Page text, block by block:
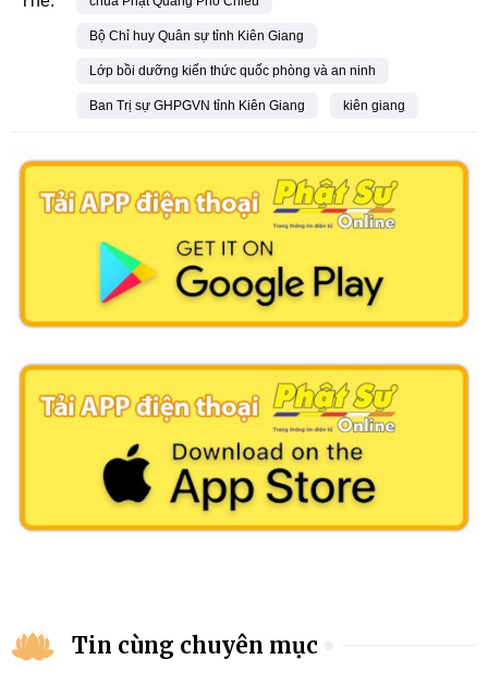
Bộ Chỉ huy Quân sự tỉnh Kiên Giang
Lớp bồi dưỡng kiến thức quốc phòng và an ninh
Ban Trị sự GHPGVN tỉnh Kiên Giang kiên giang
Tin cùng chuyên mục